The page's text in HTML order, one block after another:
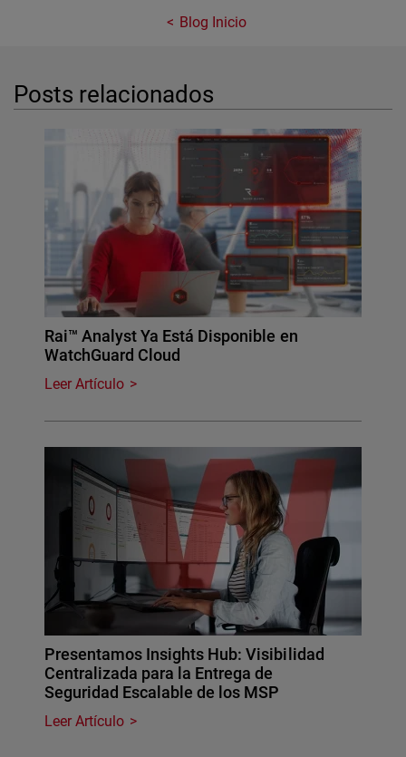
Blog Inicio
Posts relacionados
Rai™ Analyst Ya Está Disponible en
WatchGuard Cloud
Leer Artículo
Presentamos Insights Hub: Visibilidad
Centralizada para la Entrega de
Seguridad Escalable de los MSP
Leer Artículo